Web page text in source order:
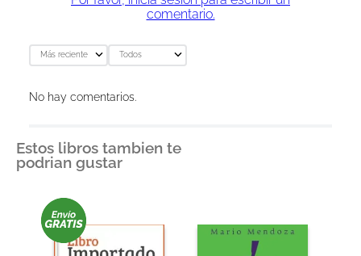
comentario.
Más reciente Todos
No hay comentarios.
Estos libros tambien te
podrian gustar